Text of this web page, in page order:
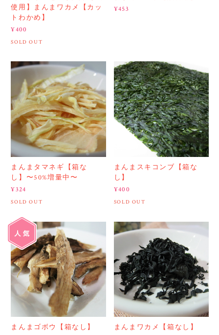
使用】まんまワカメ【カッ
トわかめ】
¥400
SOLD OUT
¥453
まんまタマネギ【箱な
し】〜50%増量中〜
¥324
SOLD OUT
まんまスキコンブ【箱な
し】
¥400
SOLD OUT
まんまゴボウ【箱なし】 まんまワカメ【箱なし】